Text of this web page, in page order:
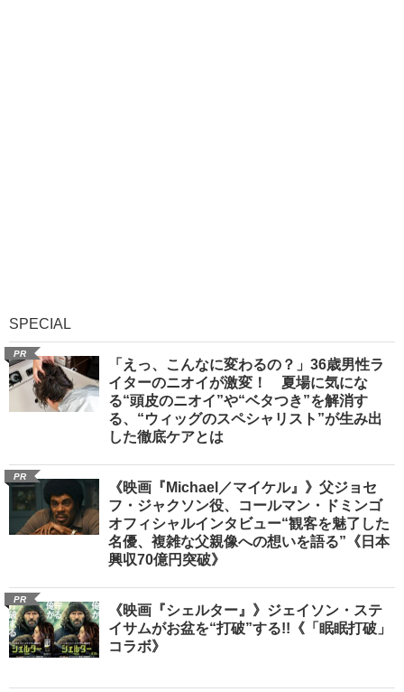
SPECIAL
PR
「えっ、こんなに変わるの？」36歳男性ラ
イターのニオイが激変！ 夏場に気にな
る“頭皮のニオイ”や“ベタつき”を解消す
る、“ウィッグのスペシャリスト”が生み出
した徹底ケアとは
PR
《映画『Michael／マイケル』》父ジョセ
フ・ジャクソン役、コールマン・ドミンゴ
オフィシャルインタビュー“観客を魅了した
名優、複雑な父親像への想いを語る”《日本
興収70億円突破》
PR
《映画『シェルター』》ジェイソン・ステ
イサムがお盆を“打破”する!!《「眠眠打破」
コラボ》